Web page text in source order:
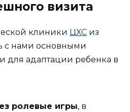
визита
клиники ЦХС из
с нами основными
адаптации ребенка в
ролевые игры, в